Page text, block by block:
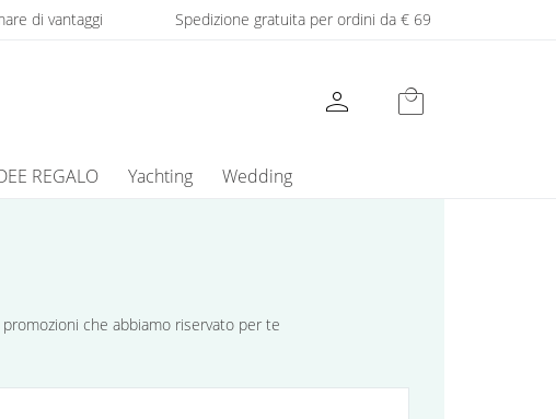
di vantaggi Spedizione gratuita per ordini da € 69
person local_mall
REGALO Yachting Wedding
che abbiamo riservato per te